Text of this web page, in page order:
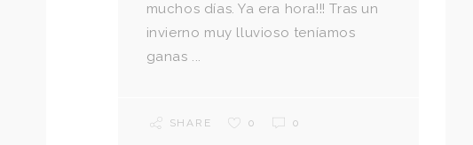
muchos días. Ya era hora!!! Tras un
invierno muy lluvioso teníamos
ganas ...
SHARE 0 0